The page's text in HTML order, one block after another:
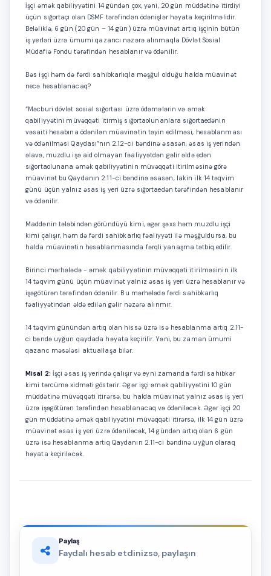
İşçi əmək qabiliyyətini 14 gündən çox, yəni, 20 gün müddətinə itirdiyi
üçün sığortaçı olan DSMF tərəfindən ödənişlər həyata keçirilməlidir.
Beləliklə, 6 gün (20 gün – 14 gün) üzrə müavinət artıq işçinin bütün
iş yerləri üzrə ümumi qazancı nəzərə alınmaqla Dövlət Sosial
Müdafiə Fondu tərəfindən hesablanır və ödənilir.
Bəs işçi həm də fərdi sahibkarlıqla məşğul olduğu halda müavinət
necə hesablanacaq?
“Məcburi dövlət sosial sığortası üzrə ödəmələrin və əmək
qabiliyyətini müvəqqəti itirmiş sığortaolunanlara sığortaedənin
vəsaiti hesabına ödənilən müavinətin təyin edilməsi, hesablanması
və ödənilməsi Qaydası”nın 2.12-ci bəndinə əsasən, əsas iş yerindən
əlavə, muzdlu işə aid olmayan fəaliyyətdən gəlir əldə edən
sığortaolunana əmək qabiliyyətinin müvəqqəti itirilməsinə görə
müavinət bu Qaydanın 2.11-ci bəndinə əsasən, lakin ilk 14 təqvim
günü üçün yalnız əsas iş yeri üzrə sığortaedən tərəfindən hesablanır
və ödənilir.
Maddənin tələbindən göründüyü kimi, əgər şəxs həm muzdlu işçi
kimi çalışır, həm də fərdi sahibkarlıq fəaliyyəti ilə məşğuldursa, bu
halda müavinətin hesablanmasında fərqli yanaşma tətbiq edilir.
Birinci mərhələdə - əmək qabiliyyətinin müvəqqəti itirilməsinin ilk
14 təqvim günü üçün müavinət yalnız əsas iş yeri üzrə hesablanır və
işəgötürən tərəfindən ödənilir. Bu mərhələdə fərdi sahibkarlıq
fəaliyyətindən əldə edilən gəlir nəzərə alınmır.
14 təqvim günündən artıq olan hissə üzrə isə hesablanma artıq 2.11-
ci bəndə uyğun qaydada həyata keçirilir. Yəni, bu zaman ümumi
qazanc məsələsi aktuallaşa bilər.
Misal 2: İşçi əsas iş yerində çalışır və eyni zamanda fərdi sahibkar
kimi tərcümə xidməti göstərir. Əgər işçi əmək qabiliyyətini 10 gün
müddətinə müvəqqəti itirərsə, bu halda müavinət yalnız əsas iş yeri
üzrə işəgötürən tərəfindən hesablanacaq və ödəniləcək. Əgər işçi 20
gün müddətinə əmək qabiliyyətini müvəqqəti itirərsə, ilk 14 gün üzrə
müavinət əsas iş yeri üzrə ödəniləcək, 14 gündən artıq olan 6 gün
üzrə isə hesablanma artıq Qaydanın 2.11-ci bəndinə uyğun olaraq
həyata keçiriləcək.
Paylaş
Faydalı hesab etdinizsə, paylaşın